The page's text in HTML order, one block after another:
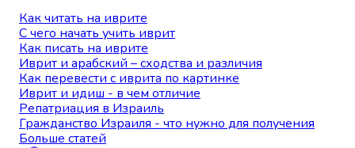
Как читать на иврите
С чего начать учить иврит
Как писать на иврите
Иврит и арабский – сходства и различия
Как перевести с иврита по картинке
Иврит и идиш - в чем отличие
Репатриация в Израиль
Гражданство Израиля - что нужно для получения
Больше статей